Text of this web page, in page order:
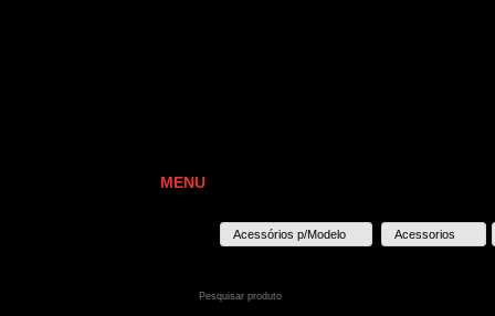
MENU
Acessórios p/Modelo Acessorios